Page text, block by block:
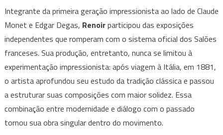
Integrante da primeira geração impressionista ao lado de Claude
Monet e Edgar Degas, Renoirparticipou das exposições
independentes que romperam com o sistema oficial dos Salões
franceses. Sua produção, entretanto, nunca se limitou à
experimentação impressionista: após viagem à Itália, em 1881,
o artista aprofundou seu estudo da tradição clássica e passou
a estruturar suas composições com maior solidez. Essa
combinação entre modernidade e diálogo com o passado
tornou sua obra singular dentro do movimento.